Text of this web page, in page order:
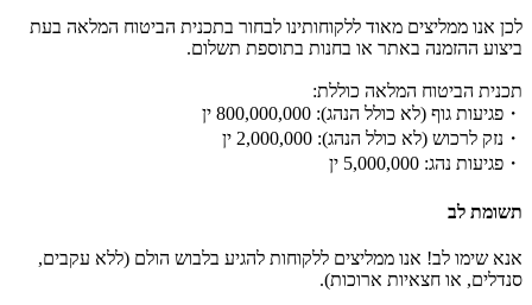
לכן אנו ממליצים מאוד ללקוחותינו לבחור בתכנית הביטוח המלאה בעת
ביצוע ההזמנה באתר או בחנות בתוספת תשלום.
תכנית הביטוח המלאה כוללת:
・פגיעות גוף (לא כולל הנהג): 800,000,000 ין
・נזק לרכוש (לא כולל הנהג): 2,000,000 ין
・פגיעות נהג: 5,000,000 ין
תשומת לב
אנא שימו לב! אנו ממליצים ללקוחות להגיע בלבוש הולם (ללא עקבים,
סנדלים, או חצאיות ארוכות).